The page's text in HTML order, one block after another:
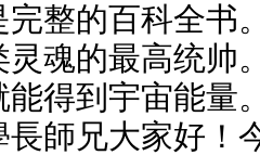
整的百科全书
魂的最高统帅
得到宇宙能量
師兄大家好！